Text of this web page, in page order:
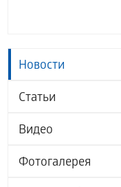
Новости
Статьи
Видео
Фотогалерея